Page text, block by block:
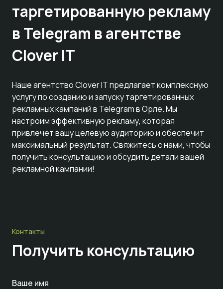
таргетированную рекламу
в Telegram в агентстве
Clover IT
Наше агентство Clover IT предлагает комплексную
услугу по созданию и запуску таргетированных
рекламных кампаний в Telegram в Орле. Мы
настроим эффективную рекламу, которая
привлечет вашу целевую аудиторию и обеспечит
максимальный результат. Свяжитесь с нами, чтобы
получить консультацию и обсудить детали вашей
рекламной кампании!
Контакты
Получить консультацию
Ваше имя